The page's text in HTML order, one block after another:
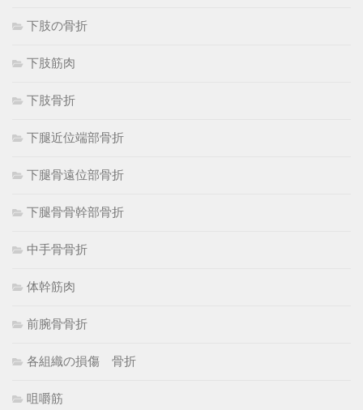
下肢の骨折
下肢筋肉
下肢骨折
下腿近位端部骨折
下腿骨遠位部骨折
下腿骨骨幹部骨折
中手骨骨折
体幹筋肉
前腕骨骨折
各組織の損傷 骨折
咀嚼筋